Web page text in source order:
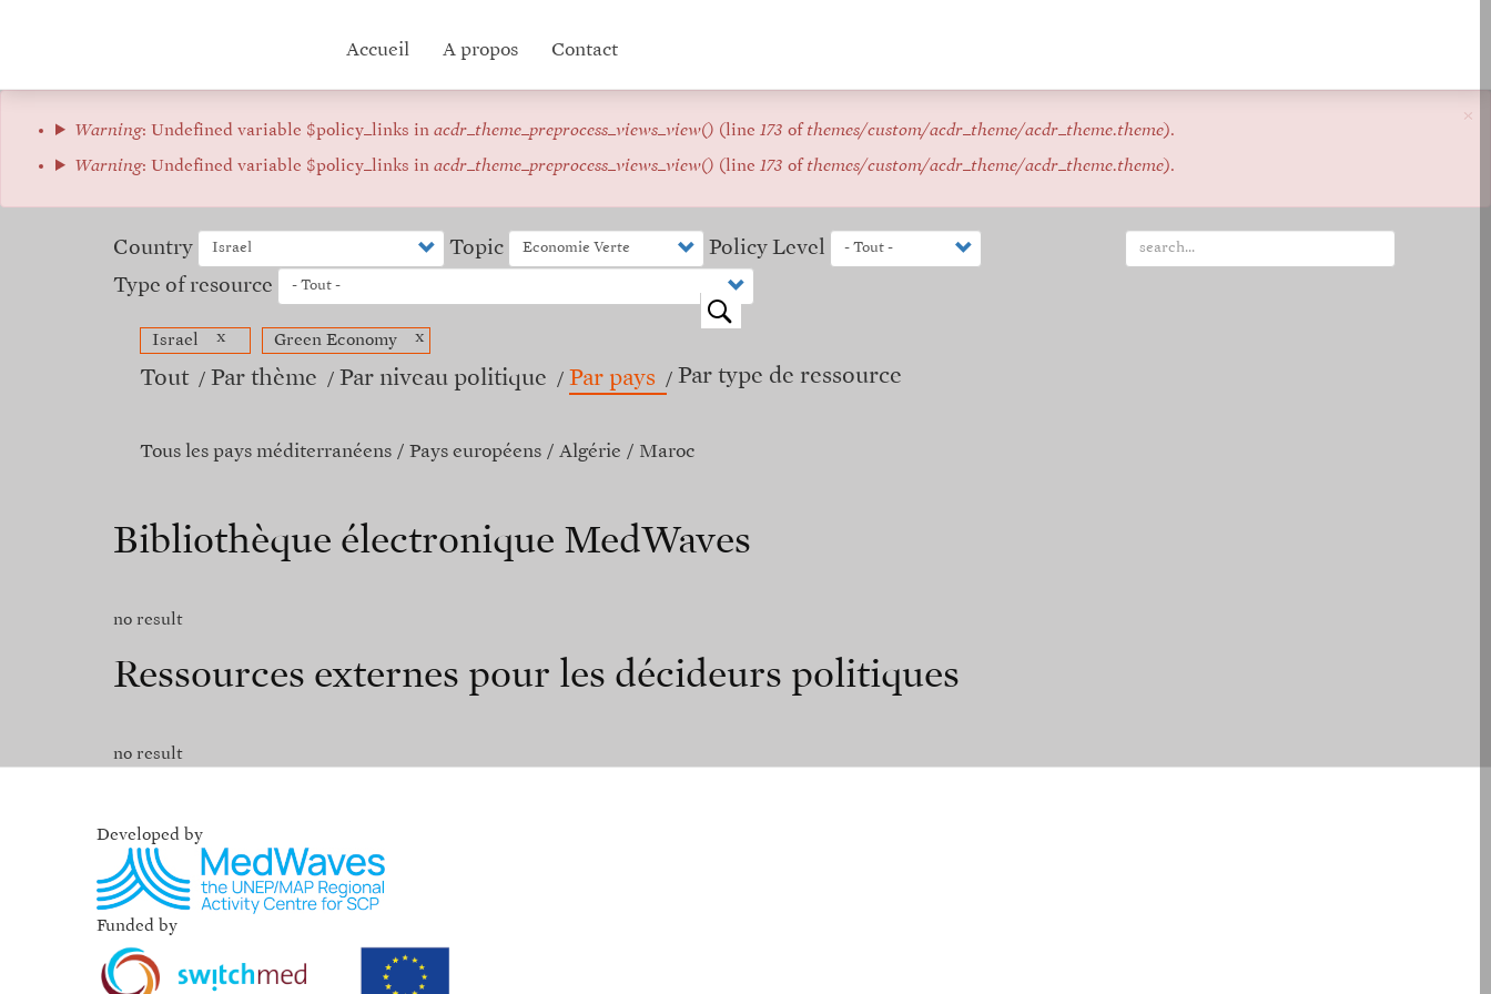
Hub
menu
Accueil A propos Contact
×
Message
d'erreur
Warning: Undefined variable $policy_links in acdr_theme_preprocess_views_view() (line 173 of themes/custom/acdr_theme/acdr_theme.theme).
Warning: Undefined variable $policy_links in acdr_theme_preprocess_views_view() (line 173 of themes/custom/acdr_theme/acdr_theme.theme).
Country Topic
Policy Level
Type of resource
o
Israel x Green Economy x
Tout Par thème Par niveau politique Par pays Par type de ressource
Tous les pays méditerranéens Pays européens Algérie Maroc
Bibliothèque électronique MedWaves
no result
Ressources externes pour les décideurs politiques
no result
Developed by
Funded by